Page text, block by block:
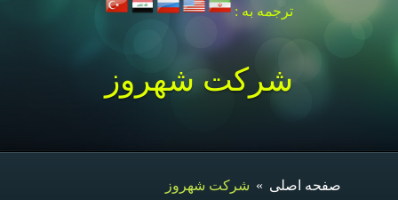
ترجمه به :
شرکت شهروز
صفحه اصلی » شرکت شهروز